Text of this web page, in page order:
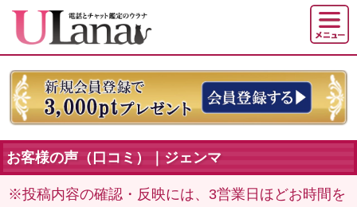
お客様の声（口コミ）｜ジェンマ
※投稿内容の確認・反映には、3営業日ほどお時間を